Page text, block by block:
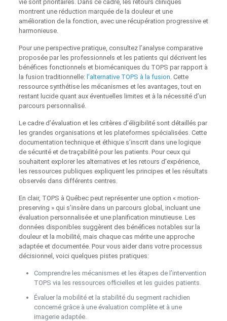
vie sont prioritaires. Dans ce cadre, les retours cliniques
montrent une réduction marquée de la douleur et une
amélioration de la fonction, avec une récupération progressive et
harmonieuse.
Pour une perspective pratique, consultez l’analyse comparative
proposée par les professionnels et les patients qui décrivent les
bénéfices fonctionnels et biomécaniques du TOPS par rapport à
la fusion traditionnelle: l’alternative TOPS à la fusion . Cette
ressource synthétise les mécanismes et les avantages, tout en
restant lucide quant aux éventuelles limites et à la nécessité d’un
parcours personnalisé.
Le cadre d’évaluation et les critères d’éligibilité sont détaillés par
les grandes organisations et les plateformes spécialisées. Cette
documentation technique et éthique s’inscrit dans une logique
de sécurité et de traçabilité pour les patients. Pour ceux qui
souhaitent explorer les alternatives et les retours d’expérience,
les ressources publiques expliquent les principes et les résultats
observés dans différents centres.
En clair, TOPS à Québec peut représenter une option « motion-
preserving » qui s’insère dans un parcours global, incluant une
évaluation personnalisée et une planification minutieuse. Les
données disponibles suggèrent des bénéfices notables sur la
douleur et la mobilité, mais chaque cas mérite une approche
adaptée et documentée. Pour vous aider dans votre processus
décisionnel, voici quelques pistes pratiques:
Comprendre les mécanismes et les étapes de l’intervention
TOPS via les ressources officielles et les guides patients.
Évaluer la mobilité et la stabilité du segment rachidien
concerné grâce à une évaluation complète et à une
imagerie adaptée.